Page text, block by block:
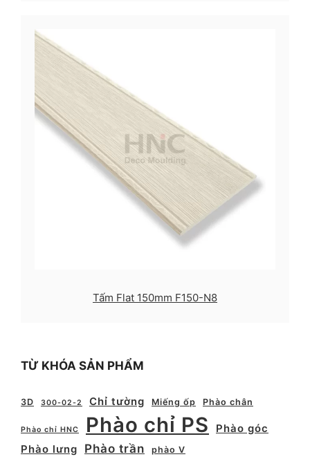
Tấm Flat 150mm F150-N8
TỪ KHÓA SẢN PHẨM
3D 300-02-2 Chỉ tường Miếng ốp Phào chân
Phào chỉ HNC Phào chỉ PS
Phào góc
Phào lưng
Phào trần phào V